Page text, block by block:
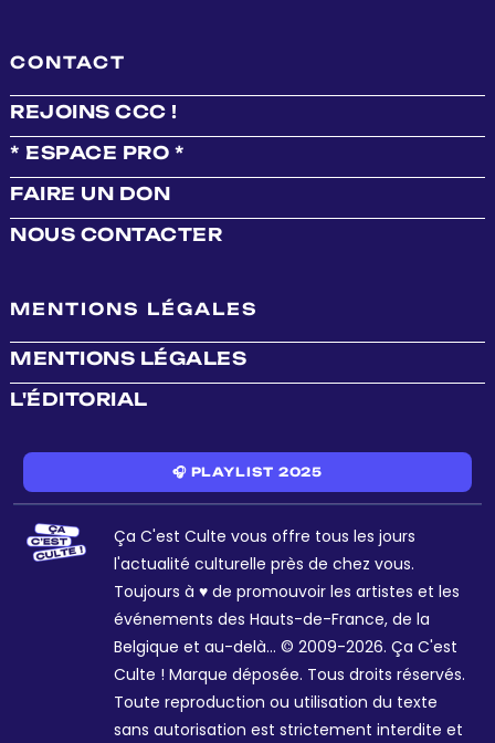
CONTACT
REJOINS CCC !
* ESPACE PRO *
FAIRE UN DON
NOUS CONTACTER
MENTIONS LÉGALES
MENTIONS LÉGALES
L'ÉDITORIAL
🎧 PLAYLIST 2025
Ça C'est Culte vous offre tous les jours
l'actualité culturelle près de chez vous.
Toujours à ♥ de promouvoir les artistes et les
événements des Hauts-de-France, de la
Belgique et au-delà... © 2009-2026. Ça C'est
Culte ! Marque déposée. Tous droits réservés.
Toute reproduction ou utilisation du texte
sans autorisation est strictement interdite et